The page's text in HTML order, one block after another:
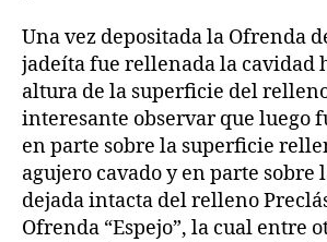
Una vez depositada la Ofrenda
jadeíta fue rellenada la cavidad
altura de la superficie del
interesante observar que luego
en parte sobre la superficie
agujero cavado y en parte sobre
dejada intacta del relleno
Ofrenda “Espejo”, la cual entre